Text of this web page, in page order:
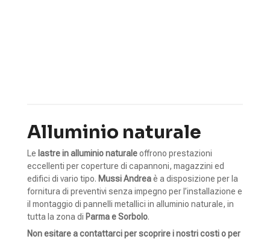
Alluminio naturale
Le lastre in alluminio naturale offrono prestazioni
eccellenti per coperture di capannoni, magazzini ed
edifici di vario tipo. Mussi Andrea è a disposizione per la
fornitura di preventivi senza impegno per l’installazione e
il montaggio di pannelli metallici in alluminio naturale, in
tutta la zona di Parma e Sorbolo.
Non esitare a contattarci per scoprire i nostri costi o per